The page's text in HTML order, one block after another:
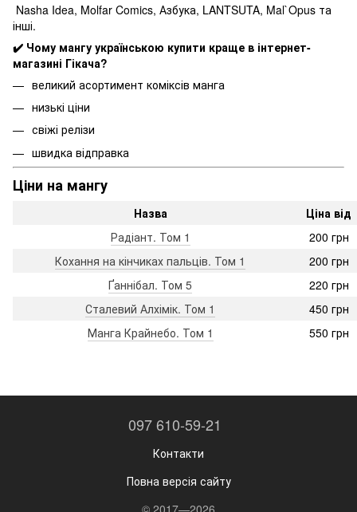
Nasha Idea, Molfar Comics, Азбука, LANTSUTA, Mal`Opus та
інші.
✔️ Чому мангу українською купити краще в інтернет-
магазині Гікача?
великий асортимент коміксів манга
низькі ціни
свіжі релізи
швидка відправка
Ціни на мангу
Назва
Ціна від
Радіант. Том 1
200 грн
Кохання на кінчиках пальців. Том 1
200 грн
Ґаннібал. Том 5
220 грн
Сталевий Алхімік. Том 1
450 грн
Манга Крайнебо. Том 1
550 грн
097 610-59-21
Контакти
Повна версія сайту
© 2017—2026